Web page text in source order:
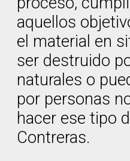
aquellos
el material en
ser destruido
naturales o
por personas
hacer ese tipo
Contreras.